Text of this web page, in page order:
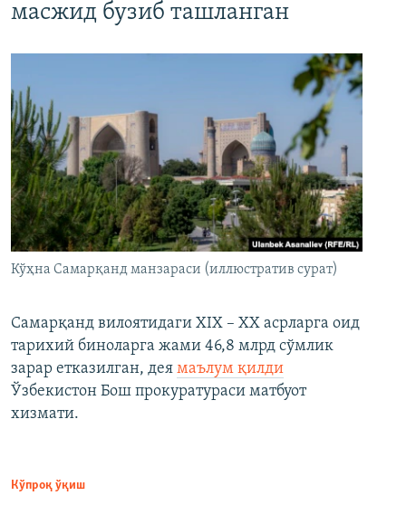
масжид бузиб ташланган
Кўҳна Самарқанд манзараси (иллюстратив сурат)
Самарқанд вилоятидаги XIX – XX асрларга оид
тарихий биноларга жами 46,8 млрд сўмлик
зарар етказилган, дея маълум қилди
Ўзбекистон Бош прокуратураси матбуот
хизмати.
Кўпроқ ўқиш